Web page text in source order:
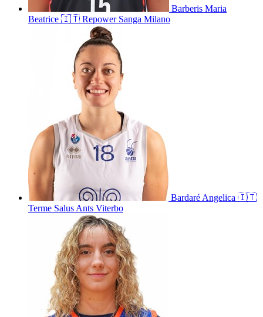
Barberis Maria
Beatrice 🇮🇹 Repower Sanga Milano
Bardaré Angelica 🇮🇹
Terme Salus Ants Viterbo